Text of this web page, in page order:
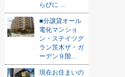
らびに ...
■分譲貸オール
電化マンショ
ン・ステイツグ
ラン茨木ザ・ガ
ーデン９階...
現在お住まいの